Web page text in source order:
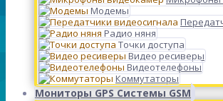
Модемы
Радио няня
Точки доступа
Видео ресиверы
Видеотелефоны
Коммутаторы
Мониторы GPS Системы GSM